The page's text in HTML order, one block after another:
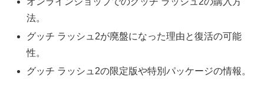
法。
グッチ ラッシュ2が廃盤になった理由と復活の可能
性。
グッチ ラッシュ2の限定版や特別パッケージの情報。